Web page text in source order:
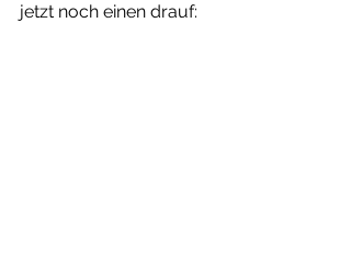
jetzt noch einen drauf: